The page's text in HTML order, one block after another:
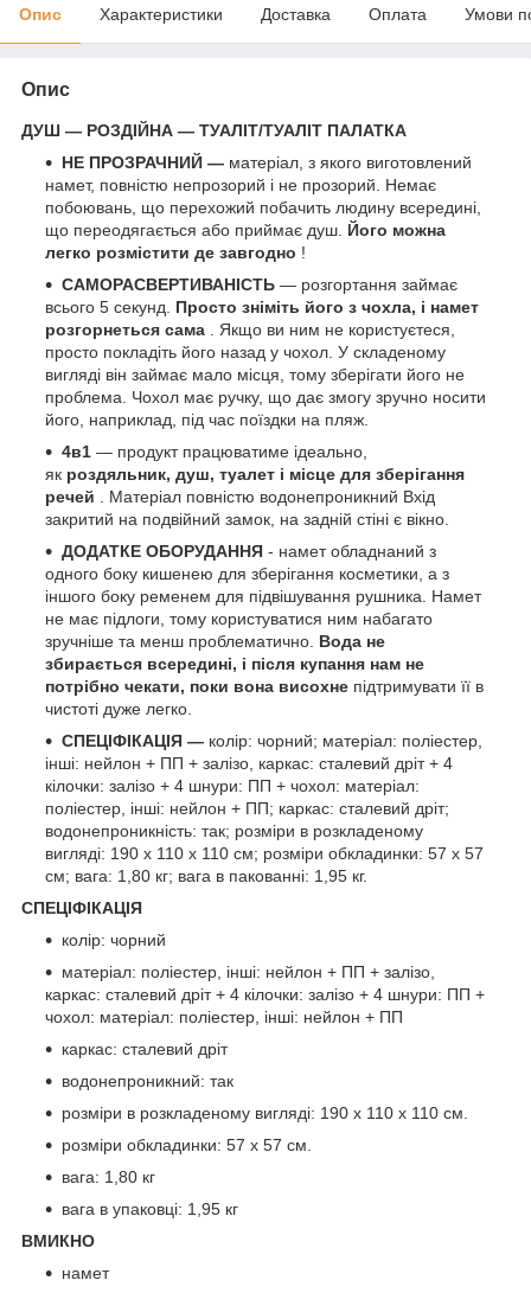
Опис Характеристики Доставка Оплата Умови
Опис
ДУШ — РОЗДІЙНА — ТУАЛІТ/ТУАЛІТ ПАЛАТКА
НЕ ПРОЗРАЧНИЙ — матеріал, з якого виготовлений
намет, повністю непрозорий і не прозорий. Немає
побоювань, що перехожий побачить людину всередині,
що переодягається або приймає душ. Його можна
легко розмістити де завгодно !
САМОРАСВЕРТИВАНІСТЬ — розгортання займає
всього 5 секунд. Просто зніміть його з чохла, і намет
розгорнеться сама . Якщо ви ним не користуєтеся,
просто покладіть його назад у чохол. У складеному
вигляді він займає мало місця, тому зберігати його не
проблема. Чохол має ручку, що дає змогу зручно носити
його, наприклад, під час поїздки на пляж.
4в1 — продукт працюватиме ідеально,
як роздяльник, душ, туалет і місце для зберігання
речей . Матеріал повністю водонепроникний Вхід
закритий на подвійний замок, на задній стіні є вікно.
ДОДАТКЕ ОБОРУДАННЯ - намет обладнаний з
одного боку кишенею для зберігання косметики, а з
іншого боку ременем для підвішування рушника. Намет
не має підлоги, тому користуватися ним набагато
зручніше та менш проблематично. Вода не
збирається всередині, і після купання нам не
потрібно чекати, поки вона висохне підтримувати її в
чистоті дуже легко.
СПЕЦІФІКАЦІЯ — колір: чорний; матеріал: поліестер,
інші: нейлон + ПП + залізо, каркас: сталевий дріт + 4
кілочки: залізо + 4 шнури: ПП + чохол: матеріал:
поліестер, інші: нейлон + ПП; каркас: сталевий дріт;
водонепроникність: так; розміри в розкладеному
вигляді: 190 х 110 х 110 см; розміри обкладинки: 57 х 57
см; вага: 1,80 кг; вага в пакованні: 1,95 кг.
СПЕЦІФІКАЦІЯ
колір: чорний
матеріал: поліестер, інші: нейлон + ПП + залізо,
каркас: сталевий дріт + 4 кілочки: залізо + 4 шнури: ПП +
чохол: матеріал: поліестер, інші: нейлон + ПП
каркас: сталевий дріт
водонепроникний: так
розміри в розкладеному вигляді: 190 х 110 х 110 см.
розміри обкладинки: 57 х 57 см.
вага: 1,80 кг
вага в упаковці: 1,95 кг
ВМИКНО
намет